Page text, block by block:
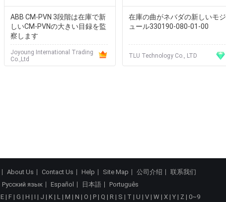
ABB CM-PVN 3段階は在庫で新
しいCM-PVNの大きい目録を監
察します
Joyoung International Trading
Co.,Ltd
在庫の曲がネバダの新しいモジ
ュール330190-080-01-00
TLU Technology Co., LTD
About Us Contact Us Help Site Map 公司介绍
联系我们
Русский язык Español 日本語
Português
E | F | G | H | I | J | K | L | M | N | O | P | Q | R | S | T | U | V | W | X | Y | Z | 0~9